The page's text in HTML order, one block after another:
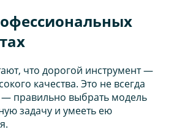
что дорогой инструмент —
качества. Это не всегда
— правильно выбрать модель
задачу и умееть ею